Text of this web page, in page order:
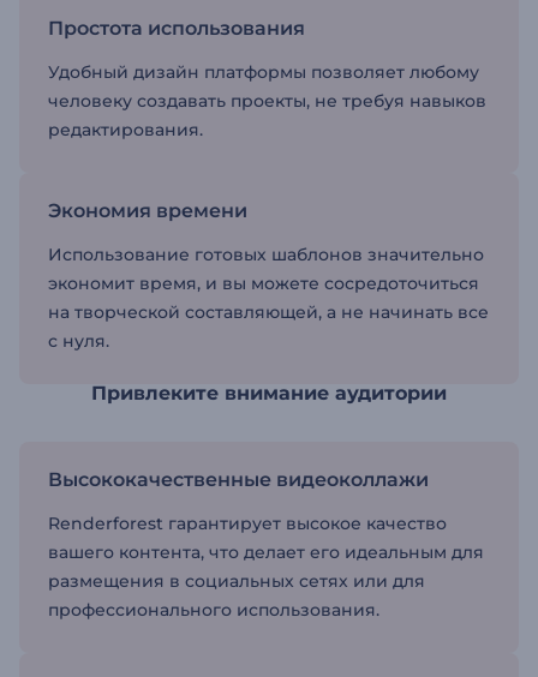
Простота использования
Удобный дизайн платформы позволяет любому
человеку создавать проекты, не требуя навыков
редактирования.
Экономия времени
Использование готовых шаблонов значительно
экономит время, и вы можете сосредоточиться
на творческой составляющей, а не начинать все
с нуля.
Привлеките внимание аудитории
Высококачественные видеоколлажи
Renderforest гарантирует высокое качество
вашего контента, что делает его идеальным для
размещения в социальных сетях или для
профессионального использования.